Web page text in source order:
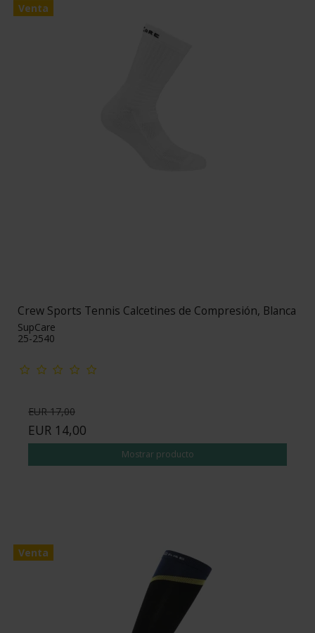
Venta
Crew Sports Tennis Calcetines de Compresión, Blanca
SupCare
25-2540
EUR 17,00
EUR 14,00
Mostrar producto
Venta